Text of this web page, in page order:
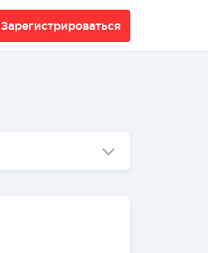
Зарегистрироваться